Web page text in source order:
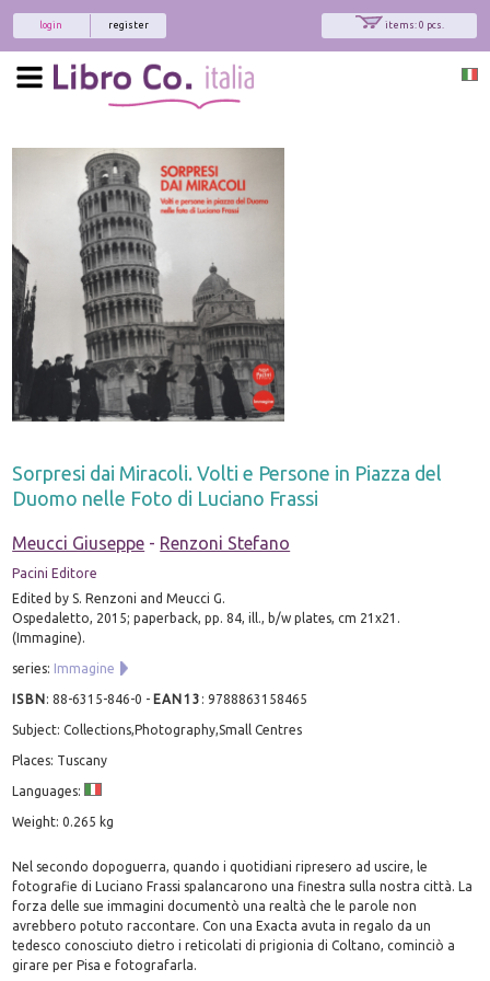
items: 0 pcs.
register
login
Sorpresi dai Miracoli. Volti e Persone in Piazza del
Duomo nelle Foto di Luciano Frassi
Meucci Giuseppe - Renzoni Stefano
Pacini Editore
Edited by S. Renzoni and Meucci G.
Ospedaletto, 2015; paperback, pp. 84, ill., b/w plates, cm 21x21.
(Immagine).
series: Immagine
ISBN:88-6315-846-0 - EAN13 :9788863158465
Subject: Collections,Photography,Small Centres
Places: Tuscany
Languages:
Weight: 0.265 kg
Nel secondo dopoguerra, quando i quotidiani ripresero ad uscire, le
fotografie di Luciano Frassi spalancarono una finestra sulla nostra città. La
forza delle sue immagini documentò una realtà che le parole non
avrebbero potuto raccontare. Con una Exacta avuta in regalo da un
tedesco conosciuto dietro i reticolati di prigionia di Coltano, cominciò a
girare per Pisa e fotografarla.